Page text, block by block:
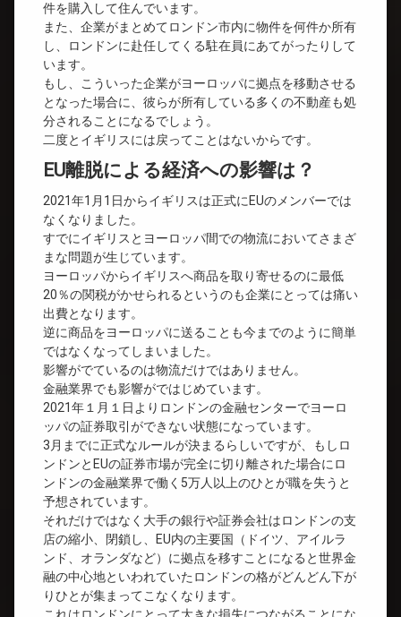
件を購入して住んでいます。
また、企業がまとめてロンドン市内に物件を何件か所有
し、ロンドンに赴任してくる駐在員にあてがったりして
います。
もし、こういった企業がヨーロッパに拠点を移動させる
となった場合に、彼らが所有している多くの不動産も処
分されることになるでしょう。
二度とイギリスには戻ってことはないからです。
EU離脱による経済への影響は？
2021年1月1日からイギリスは正式にEUのメンバーでは
なくなりました。
すでにイギリスとヨーロッパ間での物流においてさまざ
まな問題が生じています。
ヨーロッパからイギリスへ商品を取り寄せるのに最低
20％の関税がかせられるというのも企業にとっては痛い
出費となります。
逆に商品をヨーロッパに送ることも今までのように簡単
ではなくなってしまいました。
影響がでているのは物流だけではありません。
金融業界でも影響がではじめています。
2021年１月１日よりロンドンの金融センターでヨーロ
ッパの証券取引ができない状態になっています。
3月までに正式なルールが決まるらしいですが、もしロ
ンドンとEUの証券市場が完全に切り離された場合にロ
ンドンの金融業界で働く5万人以上のひとが職を失うと
予想されています。
それだけではなく大手の銀行や証券会社はロンドンの支
店の縮小、閉鎖し、EU内の主要国（ドイツ、アイルラ
ンド、オランダなど）に拠点を移すことになると世界金
融の中心地といわれていたロンドンの格がどんどん下が
りひとが集まってこなくなります。